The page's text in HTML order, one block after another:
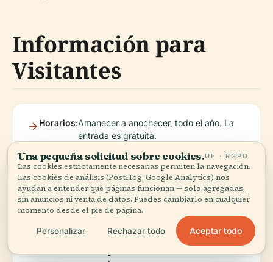
Información para
Visitantes
Horarios:Amanecer a anochecer, todo el año. La
entrada es gratuita.
Cómo
Llegar:
Accesible mediante las líneas 43 y 44 de
Muni. Estacionamiento limitado en la calle
disponible.
Senderismo, observación de aves,
Una pequeña solicitud sobre cookies.UE · RGPD
Las cookies estrictamente necesarias permiten la navegación.
Las cookies de análisis (PostHog, Google Analytics) nos
ayudan a entender qué páginas funcionan — solo agregadas,
sin anuncios ni venta de datos. Puedes cambiarlo en cualquier
momento desde el pie de página.
Personalizar Rechazar todo Aceptar todo